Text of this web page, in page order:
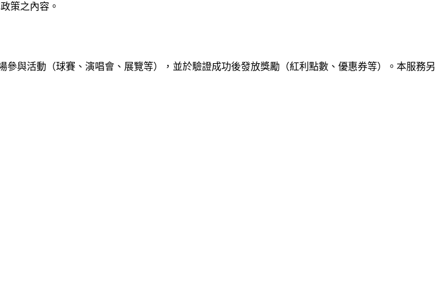
策之內容。
參與活動（球賽、演唱會、展覽等），並於驗證成功後發放獎勵（紅利點數、優惠券等）。本服務另